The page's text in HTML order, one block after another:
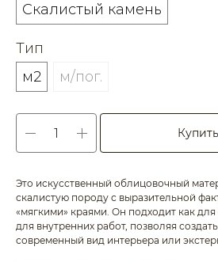
Скалистый камень
Тип
м2
м/пог.
Купить
Это искусственный облицовочный
скалистую породу с выразительной
«мягкими» краями. Он подходит как для
для внутренних работ, позволяя
современный вид интерьера или